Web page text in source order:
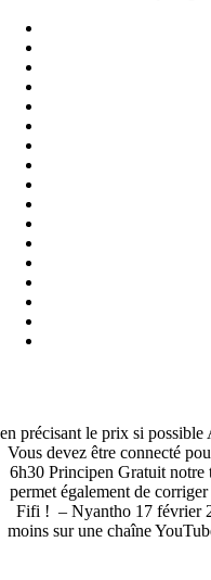
en précisant le prix si
Vous devez être connecté
6h30 Principen Gratuit notre
permet également de
Fifi ! – Nyantho 17 février
moins sur une chaîne
Archives
Categories